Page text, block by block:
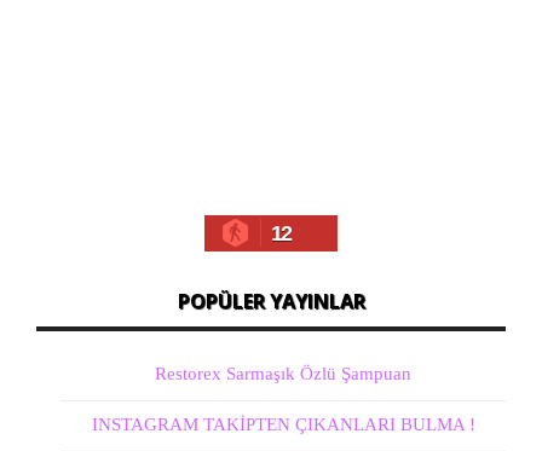
12
POPÜLER YAYINLAR
Restorex Sarmaşık Özlü Şampuan
INSTAGRAM TAKİPTEN ÇIKANLARI BULMA !